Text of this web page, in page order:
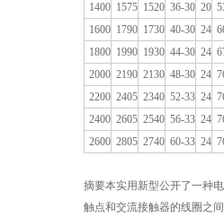
1400 1575 1520 36-30 20
1600 1790 1730 40-30 24
1800 1990 1930 44-30 24
2000 2190 2130 48-30 24
2200 2405 2340 52-33 24
2400 2605 2540 56-33 24
2600 2805 2740 60-33 24
摘要本实用新型公开了一种
触点和交流接触器的线圈之